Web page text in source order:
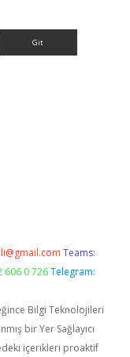
Teams:
606 0 726 Telegram:
Bilgi Teknolojileri
bir Yer Sağlayıcı
içerikleri proaktif